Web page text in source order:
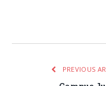
PREVIOUS